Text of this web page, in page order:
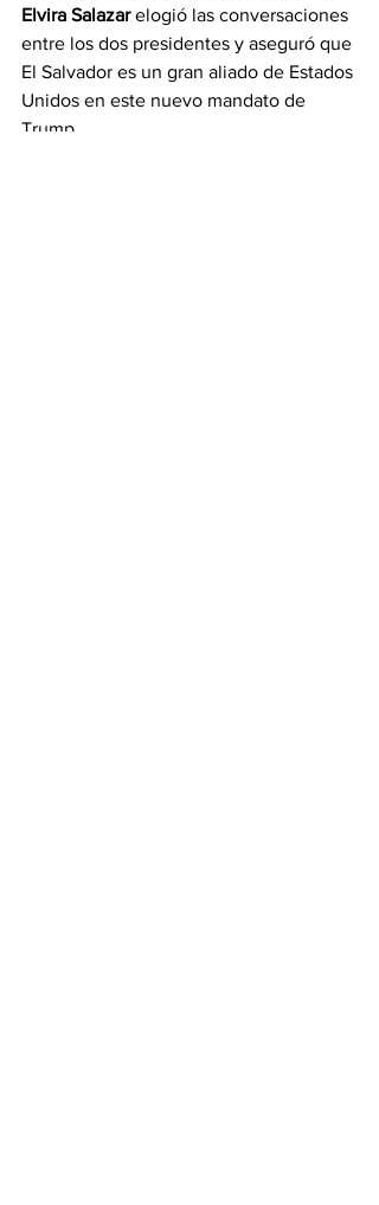
Elvira Salazar elogió las conversaciones
entre los dos presidentes y aseguró que
El Salvador es un gran aliado de Estados
Unidos en este nuevo mandato de
Trump.